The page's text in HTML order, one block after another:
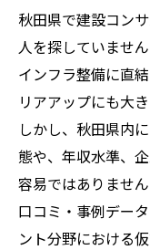
秋田県で建設コン
人を探していませ
インフラ整備に直
リアアップにも大
しかし、秋田県内
態や、年収水準、
容易ではありませ
口コミ・事例デー
ント分野における